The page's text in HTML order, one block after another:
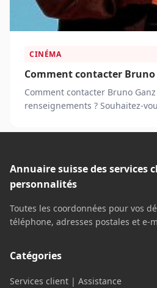
CINÉMA
Comment contacter Bruno
Comment contacter Bruno
renseignements ? Souhaitez-
Annuaire suisse des services
personnalités
Toutes les coordonnées pour vos
téléphone, adresses postales et e-
Catégories
Services client | Assistance